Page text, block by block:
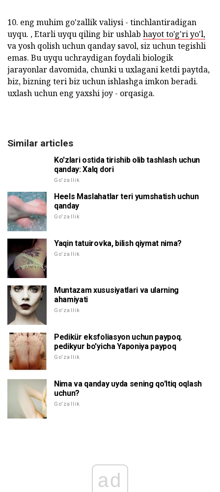
10. eng muhim go'zallik valiysi - tinchlantiradigan
uyqu. , Etarli uyqu qiling bir ushlab hayot to'g'ri yo'l,
va yosh qolish uchun qanday savol, siz uchun tegishli
emas. Bu uyqu uchraydigan foydali biologik
jarayonlar davomida, chunki u uxlagani ketdi paytda,
biz, bizning teri biz uchun ishlashga imkon beradi.
uxlash uchun eng yaxshi joy - orqasiga.
Similar articles
Ko'zlari ostida tirishib olib tashlash uchun
qanday: Xalq dori
Go'zallik
Heels Maslahatlar teri yumshatish uchun
qanday
Go'zallik
Yaqin tatuirovka, bilish qiymat nima?
Go'zallik
Muntazam xususiyatlari va ularning
ahamiyati
Go'zallik
Pedikür eksfoliasyon uchun paypoq.
pedikyur bo'yicha Yaponiya paypoq
Go'zallik
Nima va qanday uyda sening qo'ltiq oqlash
uchun?
Go'zallik
ad